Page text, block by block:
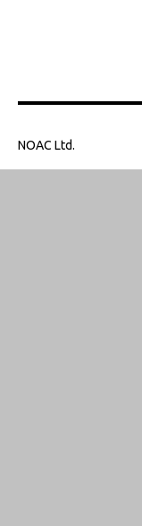
NOAC Ltd.